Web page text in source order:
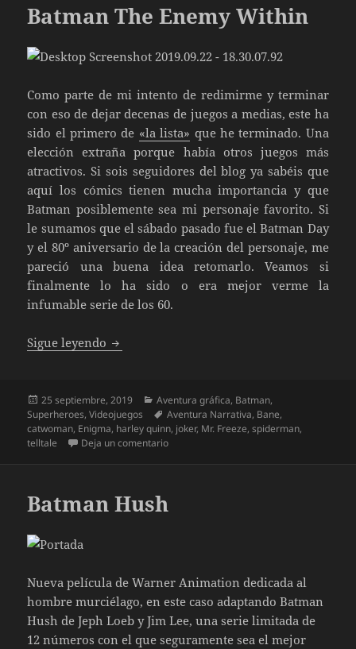
Batman The Enemy Within
Como parte de mi intento de redimirme y terminar
con eso de dejar decenas de juegos a medias, este ha
sido el primero de «la lista» que he terminado. Una
elección extraña porque había otros juegos más
atractivos. Si sois seguidores del blog ya sabéis que
aquí los cómics tienen mucha importancia y que
Batman posiblemente sea mi personaje favorito. Si
le sumamos que el sábado pasado fue el Batman Day
y el 80º aniversario de la creación del personaje, me
pareció una buena idea retomarlo. Veamos si
finalmente lo ha sido o era mejor verme la
infumable serie de los 60.
Sigue leyendo Batman The Enemy Within
Publicado
el
25 septiembre, 2019 Categorías
Aventura gráfica, Batman,
Superheroes,Videojuegos Etiquetas
Aventura Narrativa, Bane,
catwoman, Enigma, harley quinn, joker, Mr. Freeze,spiderman,
telltale
Deja un comentarioen Batman The Enemy Within
Batman Hush
Nueva película de Warner Animation dedicada al
hombre murciélago, en este caso adaptando Batman
Hush de Jeph Loeb y Jim Lee, una serie limitada de
12 números con el que seguramente sea el mejor